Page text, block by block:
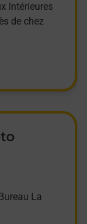
Intérieures
de chez
La